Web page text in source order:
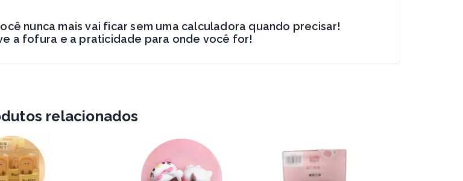
nunca mais vai ficar sem uma calculadora quando precisar!
a fofura e a praticidade para onde você for!
relacionados